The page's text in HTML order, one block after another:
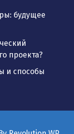
будущее
проекта?
и способы